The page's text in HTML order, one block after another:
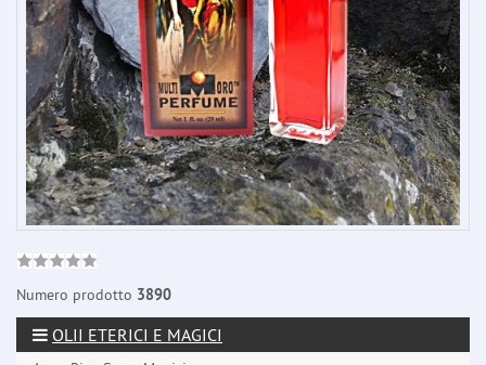
Numero prodotto 3890
OLII ETERICI E MAGICI